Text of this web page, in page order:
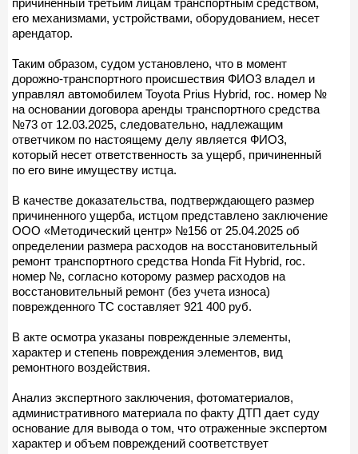
его механизмами, устройствами, оборудованием, несет
арендатор.
Таким образом, судом установлено, что в момент
дорожно-транспортного происшествия ФИО3 владел и
управлял автомобилем Toyota Prius Hybrid, гос. номер №
на основании договора аренды транспортного средства
№73 от 12.03.2025, следовательно, надлежащим
ответчиком по настоящему делу является ФИО3,
который несет ответственность за ущерб, причиненный
по его вине имуществу истца.
В качестве доказательства, подтверждающего размер
причиненного ущерба, истцом представлено заключение
ООО «Методический центр» №156 от 25.04.2025 об
определении размера расходов на восстановительный
ремонт транспортного средства Honda Fit Hybrid, гос.
номер №, согласно которому размер расходов на
восстановительный ремонт (без учета износа)
поврежденного ТС составляет 921 400 руб.
В акте осмотра указаны поврежденные элементы,
характер и степень повреждения элементов, вид
ремонтного воздействия.
Анализ экспертного заключения, фотоматериалов,
административного материала по факту ДТП дает суду
основание для вывода о том, что отраженные экспертом
характер и объем повреждений соответствует